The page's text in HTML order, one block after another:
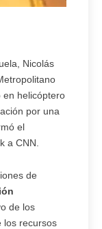
Nicolás
en helicóptero
por una
el
a CNN.
de
de los
los recursos